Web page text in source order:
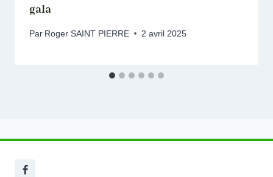
gala
Par Roger SAINT PIERRE 2 avril 2025